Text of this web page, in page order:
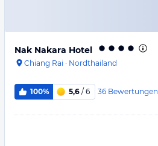
Nak Nakara Hotel
Chiang Rai · Nordthailand
100% 5,6 / 6 36 Bewertungen